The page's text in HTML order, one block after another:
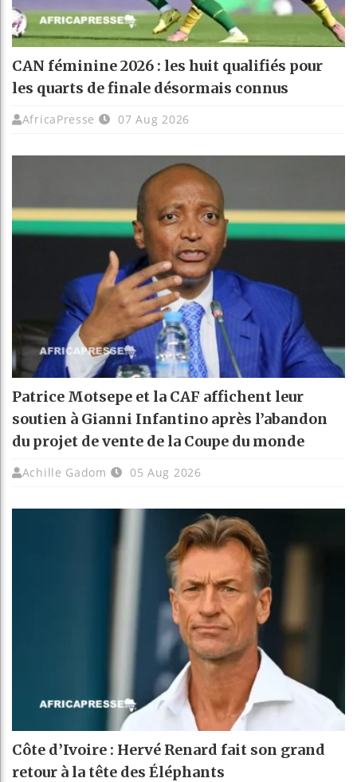
CAN féminine 2026 : les huit qualifiés pour
les quarts de finale désormais connus
AfricaPresse 07 Aug 2026
Patrice Motsepe et la CAF affichent leur
soutien à Gianni Infantino après l’abandon
du projet de vente de la Coupe du monde
Achille Gadom 05 Aug 2026
Côte d’Ivoire : Hervé Renard fait son grand
retour à la tête des Éléphants